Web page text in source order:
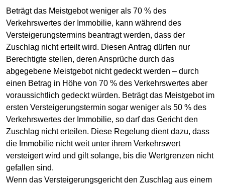
Beträgt das Meistgebot weniger als 70 % des
Verkehrswertes der Immobilie, kann während des
Versteigerungstermins beantragt werden, dass der
Zuschlag nicht erteilt wird. Diesen Antrag dürfen nur
Berechtigte stellen, deren Ansprüche durch das
abgegebene Meistgebot nicht gedeckt werden – durch
einen Betrag in Höhe von 70 % des Verkehrswertes aber
voraussichtlich gedeckt würden. Beträgt das Meistgebot im
ersten Versteigerungstermin sogar weniger als 50 % des
Verkehrswertes der Immobilie, so darf das Gericht den
Zuschlag nicht erteilen. Diese Regelung dient dazu, dass
die Immobilie nicht weit unter ihrem Verkehrswert
versteigert wird und gilt solange, bis die Wertgrenzen nicht
gefallen sind.
Wenn das Versteigerungsgericht den Zuschlag aus einem